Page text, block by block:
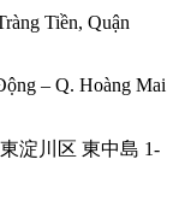
Tiền, Quận
– Q. Hoàng Mai
淀川区 東中島 1-